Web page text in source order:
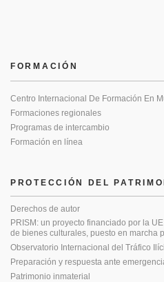
PROTECCIÓN DEL
Derechos de autor
PRISM: un proyecto financiado por la
de bienes culturales, puesto en marcha
Observatorio Internacional del Tráfico
Preparación y respuesta ante
Patrimonio inmaterial
FORMACIÓN
Centro Internacional De Formación En
Formaciones regionales
Programas de intercambio
Formación en línea